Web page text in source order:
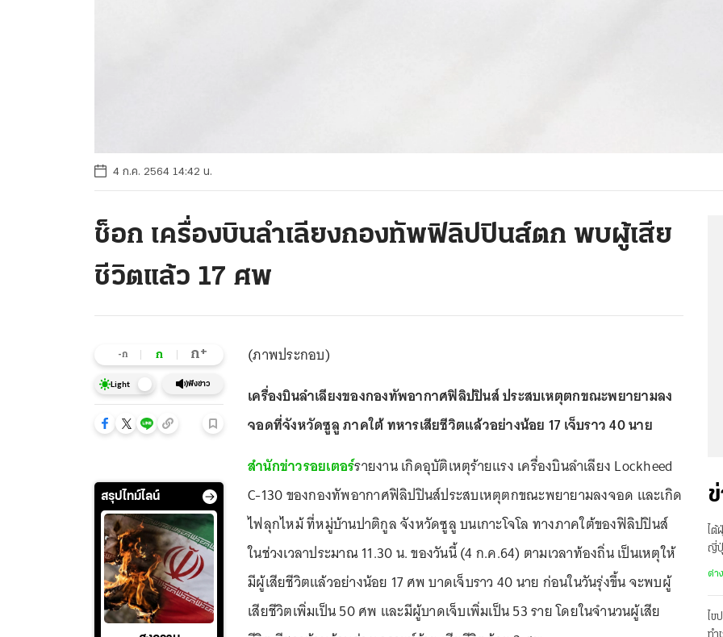
4 ก.ค. 2564 14:42 น.
ช็อก เครื่องบินลำเลียงกองทัพฟิลิปปินส์ตก พบผู้เสีย
ชีวิตแล้ว 17 ศพ
-ก ก ก+
Light ฟังข่าว
สรุปไทม์ไลน์
(ภาพประกอบ)
เครื่องบินลำเลียงของกองทัพอากาศฟิลิปปินส์ ประสบเหตุตกขณะพยายามลง
จอดที่จังหวัดซูลู ภาคใต้ ทหารเสียชีวิตแล้วอย่างน้อย 17 เจ็บราว 40 นาย
สำนักข่าวรอยเตอร์รายงาน เกิดอุบัติเหตุร้ายแรง เครื่องบินลำเลียง Lockheed
C-130 ของกองทัพอากาศฟิลิปปินส์ประสบเหตุตกขณะพยายามลงจอด และเกิด
ไฟลุกไหม้ ที่หมู่บ้านปาติกูล จังหวัดซูลู บนเกาะโจโล ทางภาคใต้ของฟิลิปปินส์
ในช่วงเวลาประมาณ 11.30 น. ของวันนี้ (4 ก.ค.64) ตามเวลาท้องถิ่น เป็นเหตุให้
มีผู้เสียชีวิตแล้วอย่างน้อย 17 ศพ บาดเจ็บราว 40 นาย ก่อนในวันรุ่งขึ้น จะพบผู้
เสียชีวิตเพิ่มเป็น 50 ศพ และมีผู้บาดเจ็บเพิ่มเป็น 53 ราย โดยในจำนวนผู้เสีย
ไต้
ญี่ปุ่
ต่า
ไข
ทำ